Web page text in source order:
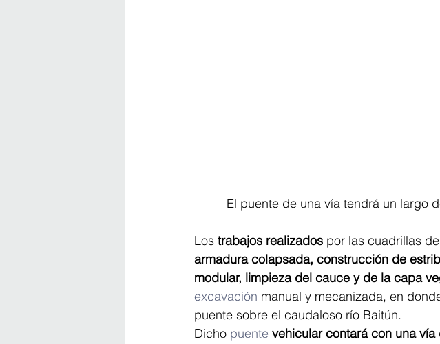
El puente de una vía tendrá un largo
Los trabajos realizados por las cuadrillas
armadura colapsada, construcción de
modular, limpieza del cauce y de la capa
excavación manual y mecanizada, en
puente sobre el caudaloso río Baitún.
Dicho puente vehicular contará con una